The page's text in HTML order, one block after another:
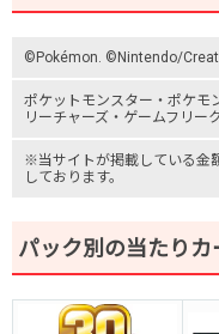
©Pokémon. ©Nintendo/
ポケットモンスター ・ポケモ
リーチャーズ ・ ゲームフリー
※当サイトが掲載している金
しております。
パック別の当たり